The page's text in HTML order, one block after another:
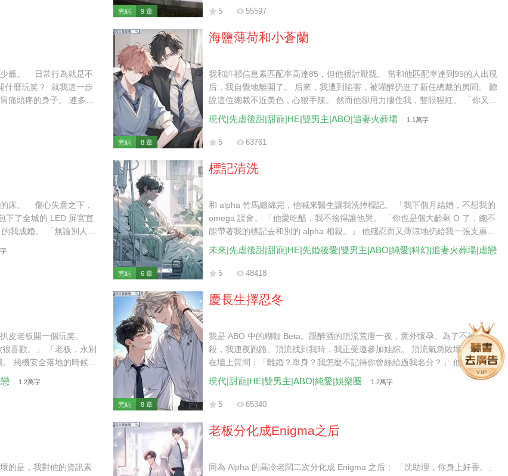
完結 9 章 5 55597
少爺。 日常行為就是不
什麼玩笑？ 就我這一步
痛頭疼的身子。 連多動
，躺平任嘲，混吃等
厭惡我的家人都求著我
掌撫上我冰涼的腳踝：
完結 8 章
海鹽薄荷和小蒼蘭
我和許祁信息素匹配率高達85，但他很討厭我。 當和他匹配率達到95的人出現
后，我自覺地離開了。 后來，我遭到陷害，被灌醉扔進了新任總裁的房間。 聽
說這位總裁不近美色，心狠手辣。 然而他卻用力摟住我，雙眼猩紅。 「你又想
逃到哪里去？」
現代|先虐後甜|甜寵|HE|雙男主|ABO|追妻火葬場 1.1萬字
5 63761
床。 傷心失意之下，
下了全城的 LED 屏官宣
我成婚。 「無論別人怎
決定接受腺體改造，想
，顧星辰卻失蹤了。 我
為江懷風，我連看他一
完結 6 章
標記清洗
和 alpha 竹馬纏綿完，他喊來醫生讓我洗掉標記。 「我下個月結婚，不想我的
omega 誤會。 「他愛吃醋，我不捨得讓他哭。 「你也是個大齡剩 O 了，總不
能帶著我的標記去和別的 alpha 相親。」 他殘忍而又薄涼地扔給我一張支票。
「你跟了我那麼久，我不會委屈了你。 「我結婚那天會給你發請帖，記得來吃
席。」
未來|先虐後甜|甜寵|HE|先婚後愛|雙男主|ABO|純愛|科幻|追妻火葬場|虐戀
5 48418
皮老板開一個玩笑。
喜歡。」 「老板，永別
飛機安全落地的時候我
眼睛奔向了我。
1.2萬字
完結 8 章
慶長生擇忍冬
我是 ABO 中的糊咖 Beta。跟醉酒的頂流荒唐一夜，意外懷孕。為了不被封
殺，我連夜跑路。頂流找到我時，我正受邀參加娃綜。 頂流氣急敗壞地將我抵
在墻上質問：「離婚？單身？我怎麼不記得你曾經給過我名分？」 他的信息素
外泄，擾得工作人員戰戰兢兢。 我輕描淡寫地拂開他的手，抱起年年，淡聲抬
眸：「陸先生，請收斂一點，你讓我的孩子受驚了。」 他氣笑了，好整以暇地
往鏡頭前一坐：「明眼人都看得出來，年年是我們的孩子。」 看著如同一個模
現代|甜寵|HE|雙男主|ABO|純愛|娛樂圈 1.2萬字
5 65340
的是，我對他的資訊素
老板分化成Enigma之后
同為 Alpha 的高冷老闆二次分化成 Enigma 之后： 「沈助理，你身上好香。」